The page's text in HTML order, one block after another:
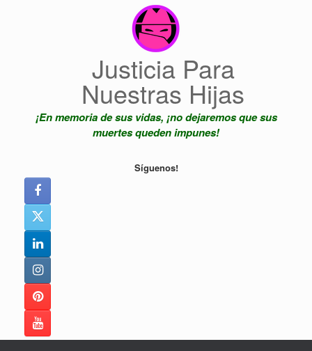
Justicia Para
Nuestras Hijas
¡En memoria de sus vidas, ¡no dejaremos que sus
muertes queden impunes!
Síguenos!